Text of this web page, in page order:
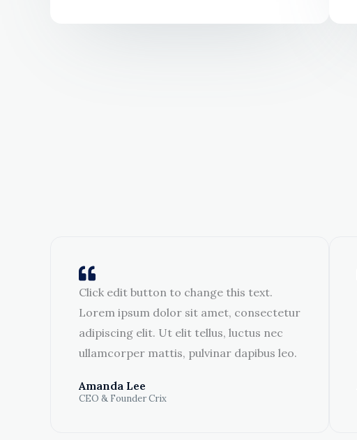
Click edit button to change this text.
Lorem ipsum dolor sit amet, consectetur
adipiscing elit. Ut elit tellus, luctus nec
ullamcorper mattis, pulvinar dapibus leo.
Amanda Lee
CEO & Founder Crix